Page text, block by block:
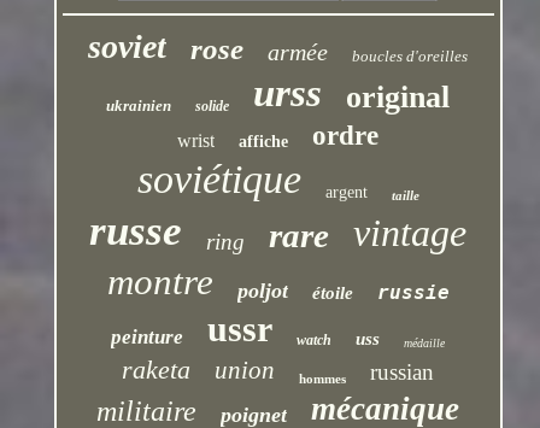
soviet rose armée boucles d'oreilles
ukrainien solide urss original
wrist affiche ordre
soviétique argent taille
russe ring rare vintage
montre poljot étoile
russie
peinture
ussr watch uss médaille
raketa union hommes russian
militaire poignet mécanique